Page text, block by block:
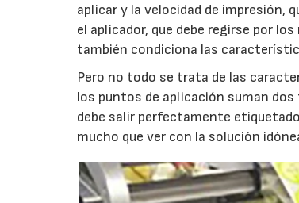
aplicar y la velocidad de impresión,
el aplicador, que debe regirse por
también condiciona las
Pero no todo se trata de las
los puntos de aplicación suman
debe salir perfectamente
mucho que ver con la solución